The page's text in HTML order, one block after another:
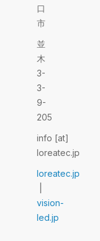
口
市
並
木
3-
3-
9-
205
info [at]
loreatec.jp
loreatec.jp
vision-
led.jp